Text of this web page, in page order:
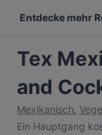
Entdecke mehr
Tex
and
Mexikanisch,
Ein Hauptgang